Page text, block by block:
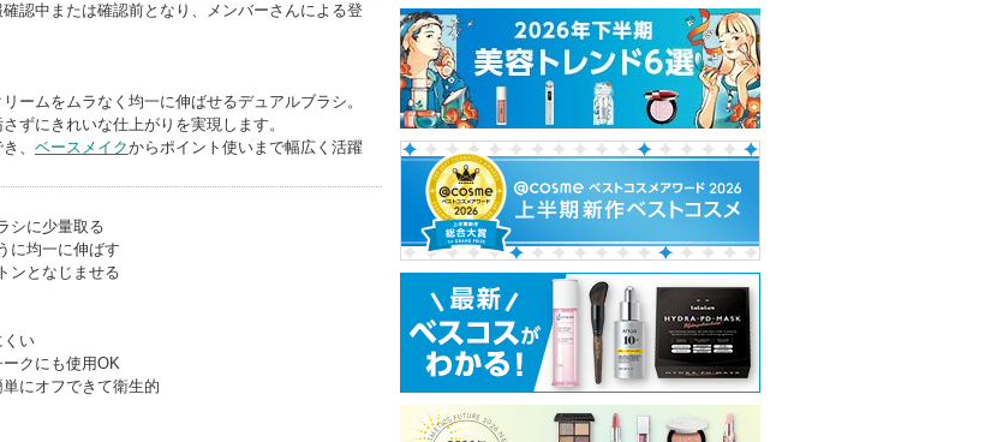
認中または確認前となり、メンバーさんによる登
ームをムラなく均一に伸ばせるデュアルブラシ。
ずにきれいな仕上がりを実現します。
、 ベースメイクからポイント使いまで幅広く活躍
シに少量取る
に均一に伸ばす
ンとなじませる
くい
クにも使用OK
にオフできて衛生的